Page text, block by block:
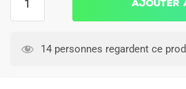
Arsenal
Ajouter
14 personnes regardent ce